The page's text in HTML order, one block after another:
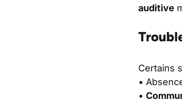
auditive
Certains
•
•